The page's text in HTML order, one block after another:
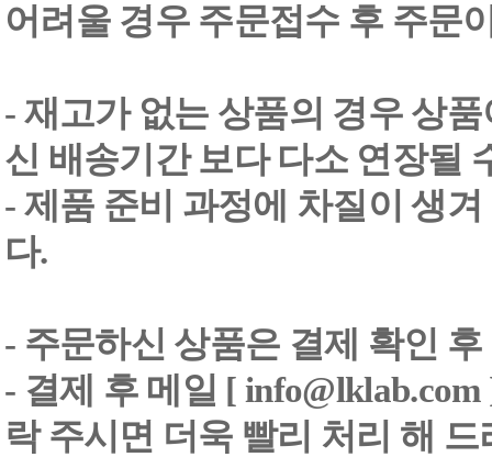
어려울 경우 주문접수 후 주문
- 재고가 없는 상품의 경우 상
신 배송기간 보다 다소 연장될
- 제품 준비 과정에 차질이 생
다.
- 주문하신 상품은 결제 확인
- 결제 후 메일 [
락 주시면 더욱 빨리 처리 해